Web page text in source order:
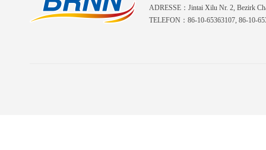
ADRESSE：Jintai Xilu Nr. 2, Bezirk
TELEFON：86-10-65363107, 86-10-